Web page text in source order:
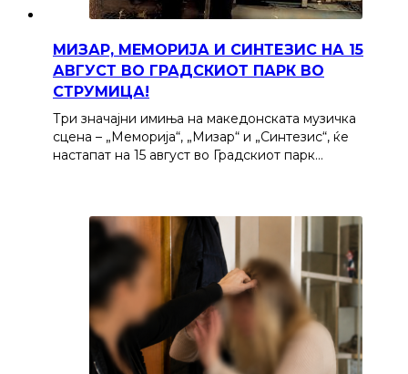
МИЗАР, МЕМОРИЈА И СИНТЕЗИС НА 15
АВГУСТ ВО ГРАДСКИОТ ПАРК ВО
СТРУМИЦА!
Три значајни имиња на македонската музичка
сцена – „Меморија“, „Мизар“ и „Синтезис“, ќе
настапат на 15 август во Градскиот парк…